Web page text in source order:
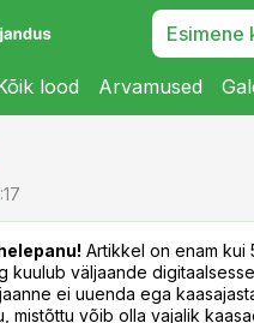
Esimene
lood Arvamused
Artikkel on enam kui
kuulub väljaande
ei uuenda ega
mistõttu võib olla vajalik